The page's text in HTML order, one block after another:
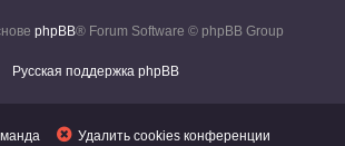
phpBB® Forum Software © phpBB Group
Русская поддержка phpBB
Удалить cookies конференции